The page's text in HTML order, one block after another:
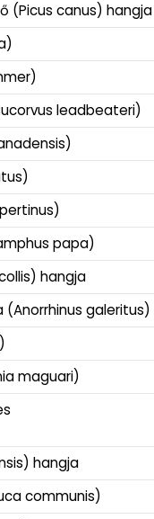
(Picus canus) hangja
leadbeateri)
papa)
hangja
galeritus)
maguari)
hangja
communis)